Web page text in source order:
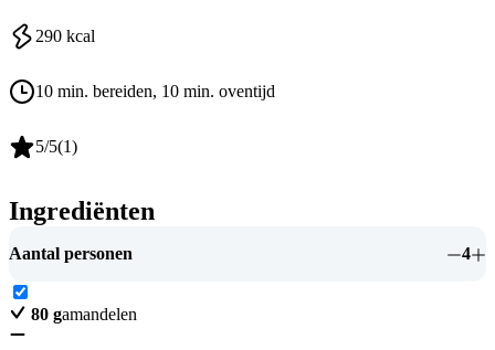
290 kcal
10 min. bereiden, 10 min. oventijd
5/5(1)
Ingrediënten
Aantal personen 4
80 gamandelen